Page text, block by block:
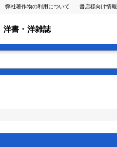
弊社著作物の利用について 書店様向け情報
洋書・洋雑誌